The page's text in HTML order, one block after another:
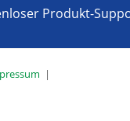
Produkt-
|